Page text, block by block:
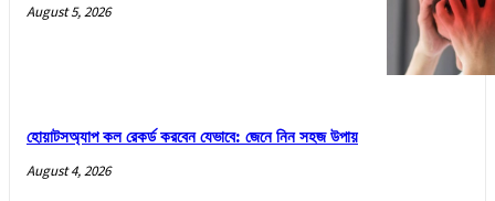
August 5, 2026
হোয়াটসঅ্যাপ কল রেকর্ড করবেন যেভাবে: জেনে নিন সহজ উপায়
August 4, 2026